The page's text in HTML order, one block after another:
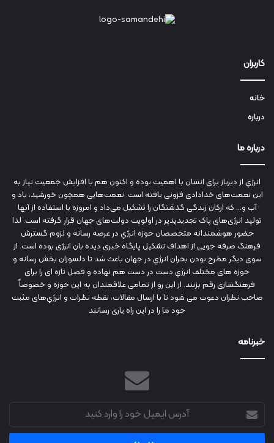
کاربران
خانه
درباره
درباره ما
انرژي‌ از دیرباز برای انسان با اهمیت بوده و اکنون هم با افزایش جمعیت نیاز به
این نعمت‌های خدادادی فزونی یافته است. نعمت‌هایی همچون خورشید، باد و
آب و... که ارکان زندگی گذشتگان را تشکیل می‌داد و امروزه با استفاده از آنها
تولید انرژی‌های پاک تجدیدپذیر در اولویت دولت‌های جهان قرار گرفته است. لذا
حضور هوشمندانه متخصصان حوزه انرژي در عرصه رسانه و لزوم گسترش
فرهنگ صرفه جویی از اهداف تشکیل پایگاه خبری دیده بان انرژی بوده است. از
سوی دیگر مطرح بودن بحران انرژي در جهان باعث شد تا دلسوزان بخش رسانه و
حوزه های مختلف انرژي دست در دست هم نهاده و فصل تازه ای را برای
فرهنگسازی رقم بزنند. از این رو از تمامی علاقمندان به این حوزه و خصوصاً
صاحب نظران دعوت می شود تا با ارسال مقالات، نقطه نظرات و انرژي‌های مثبت
خود ما را در این راه یاری رسانند
خبرنامه
آدرس
ایمیل
خود